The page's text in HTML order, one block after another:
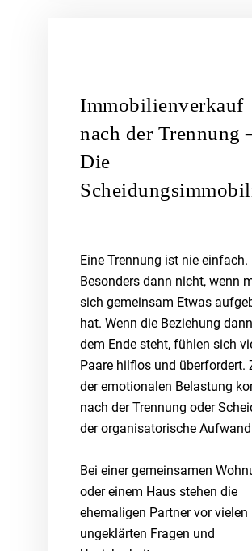
Immobilienverkauf
nach der Trennung
Die
Eine Trennung ist nie einfach.
Besonders dann nicht, wenn
sich gemeinsam Etwas
hat. Wenn die Beziehung
dem Ende steht, fühlen sich
Paare hilflos und überfordert.
der emotionalen Belastung
nach der Trennung oder
der organisatorische
Bei einer gemeinsamen
oder einem Haus stehen die
ehemaligen Partner vor vielen
ungeklärten Fragen und